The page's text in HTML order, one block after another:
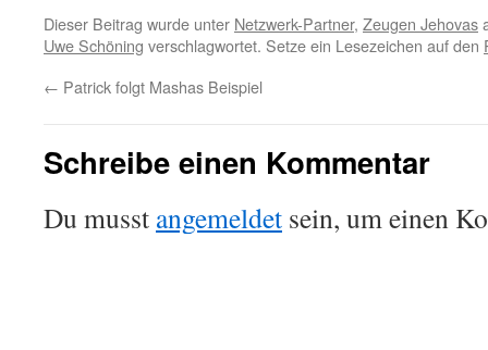
Dieser Beitrag wurde unter Netzwerk-Partner, Zeugen Jehovas
Uwe Schöning verschlagwortet. Setze ein Lesezeichen auf den
← Patrick folgt Mashas Beispiel
Schreibe einen Kommentar
Du musst angemeldet sein, um einen